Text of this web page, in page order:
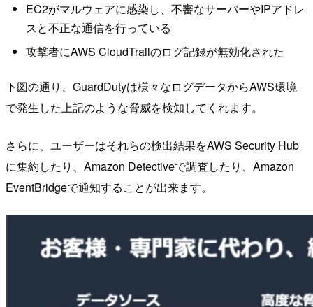
EC2がマルウェアに感染し、不審なサーバーやIPアドレ
スと不正な通信を行っている
攻撃者にAWS CloudTrailのログ記録が無効化された
下図の通り、GuardDutyは様々なログデータからAWS環境
で発生した上記のような脅威を検知してくれます。
さらに、ユーザーはそれらの検出結果をAWS Security Hub
に集約したり、Amazon Detectiveで調査したり、Amazon
EventBridgeで通知することが出来ます。